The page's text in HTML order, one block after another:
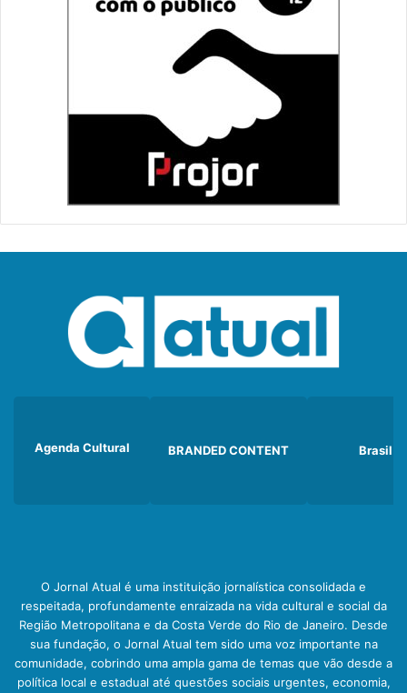
Agenda Cultural BRANDED CONTENT Brasil
O Jornal Atual é uma instituição jornalística consolidada e
respeitada, profundamente enraizada na vida cultural e social da
Região Metropolitana e da Costa Verde do Rio de Janeiro. Desde
sua fundação, o Jornal Atual tem sido uma voz importante na
comunidade, cobrindo uma ampla gama de temas que vão desde a
política local e estadual até questões sociais urgentes, economia,